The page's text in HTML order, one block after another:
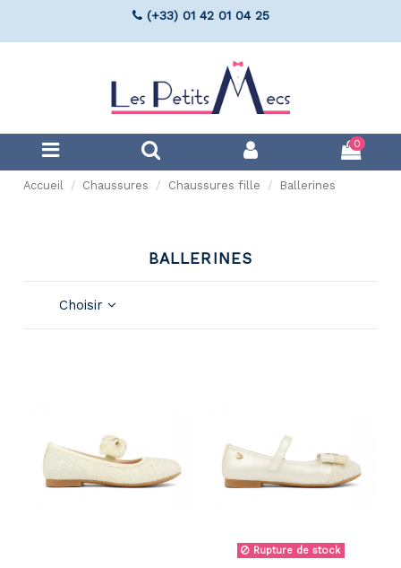
(+33) 01 42 01 04 25
0
Accueil Chaussures Chaussures fille Ballerines
BALLERINES
Choisir
Rupture de stock